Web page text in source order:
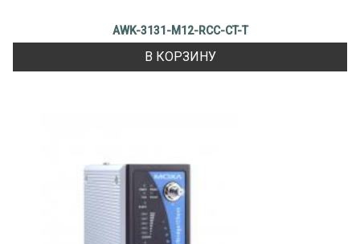
AWK-3131-M12-RCC-CT-T
В КОРЗИНУ